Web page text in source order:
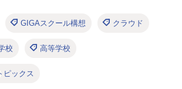
GIGAスクール構想 クラウド
校 高等学校
ピックス